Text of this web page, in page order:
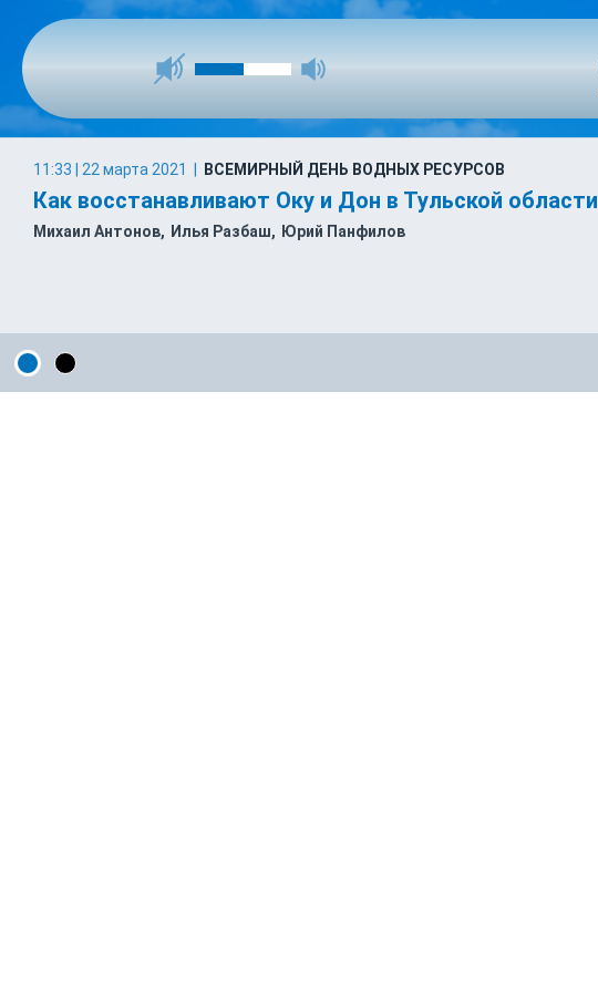
11:33 | 22 марта 2021 ВСЕМИРНЫЙ ДЕНЬ ВОДНЫХ РЕСУРСОВ
Как восстанавливают Оку и Дон в Тульской области
Михаил Антонов Илья Разбаш Юрий Панфилов